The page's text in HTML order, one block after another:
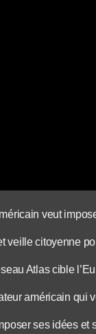
veut
veille citoyenne
Atlas cible
américain qui
ses idées